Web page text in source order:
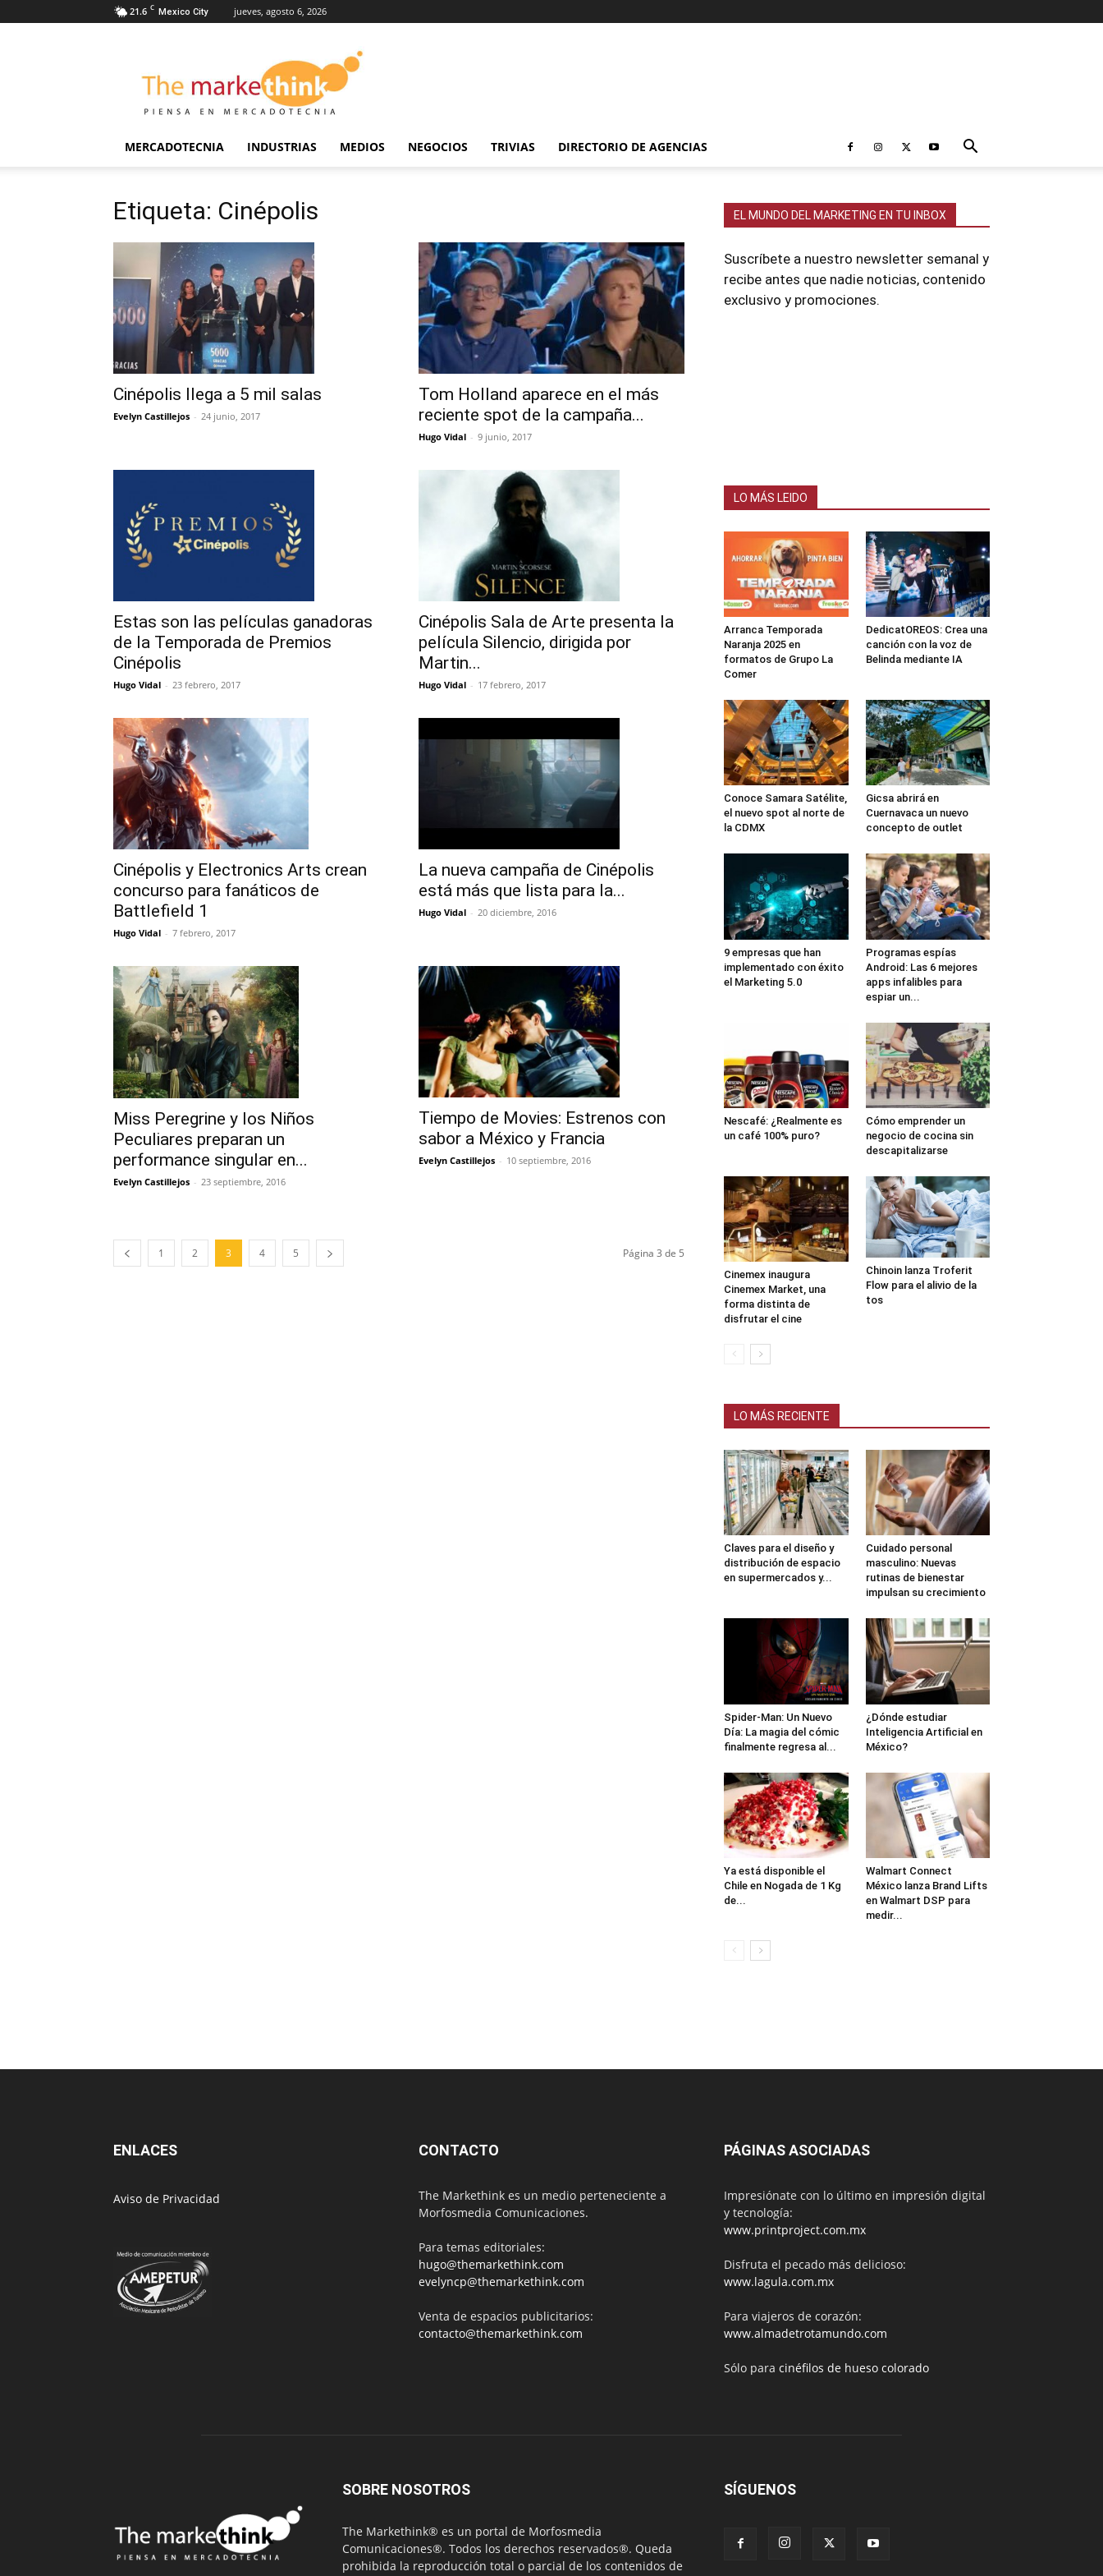
21.6 C Mexico City jueves, agosto 6, 2026
Markethink
MERCADOTECNIA INDUSTRIAS MEDIOS NEGOCIOS TRIVIAS DIRECTORIO DE AGENCIAS
Etiqueta: Cinépolis
Cinépolis llega a 5 mil salas
Evelyn Castillejos - 24 junio, 2017
Tom Holland aparece en el más
reciente spot de la campaña...
Hugo Vidal - 9 junio, 2017
Estas son las películas ganadoras
de la Temporada de Premios
Cinépolis
Hugo Vidal - 23 febrero, 2017
Cinépolis Sala de Arte presenta la
película Silencio, dirigida por
Martin...
Hugo Vidal - 17 febrero, 2017
Cinépolis y Electronics Arts crean
concurso para fanáticos de
Battlefield 1
Hugo Vidal - 7 febrero, 2017
La nueva campaña de Cinépolis
está más que lista para la...
Hugo Vidal - 20 diciembre, 2016
Miss Peregrine y los Niños
Peculiares preparan un
performance singular en...
Evelyn Castillejos - 23 septiembre, 2016
Tiempo de Movies: Estrenos con
sabor a México y Francia
Evelyn Castillejos - 10 septiembre, 2016
1 2 3 4 5 Página 3 de 5
EL MUNDO DEL MARKETING EN TU INBOX
Suscríbete a nuestro newsletter semanal y
recibe antes que nadie noticias, contenido
exclusivo y promociones.
LO MÁS LEIDO
Arranca Temporada
Naranja 2025 en
formatos de Grupo La
Comer
DedicatOREOS: Crea una
canción con la voz de
Belinda mediante IA
Conoce Samara Satélite,
el nuevo spot al norte de
la CDMX
Gicsa abrirá en
Cuernavaca un nuevo
concepto de outlet
9 empresas que han
implementado con éxito
el Marketing 5.0
Programas espías
Android: Las 6 mejores
apps infalibles para
espiar un...
Nescafé: ¿Realmente es
un café 100% puro?
Cómo emprender un
negocio de cocina sin
descapitalizarse
Cinemex inaugura
Cinemex Market, una
forma distinta de
disfrutar el cine
Chinoin lanza Troferit
Flow para el alivio de la
tos
LO MÁS RECIENTE
Claves para el diseño y
distribución de espacio
en supermercados y...
Cuidado personal
masculino: Nuevas
rutinas de bienestar
impulsan su crecimiento
Spider-Man: Un Nuevo
Día: La magia del cómic
finalmente regresa al...
¿Dónde estudiar
Inteligencia Artificial en
México?
Ya está disponible el
Chile en Nogada de 1 Kg
de...
Walmart Connect
México lanza Brand Lifts
en Walmart DSP para
medir...
ENLACES
Aviso de Privacidad
CONTACTO
The Markethink es un medio perteneciente a
Morfosmedia Comunicaciones.
Para temas editoriales:
hugo@themarkethink.com
evelyncp@themarkethink.com
Venta de espacios publicitarios:
contacto@themarkethink.com
PÁGINAS ASOCIADAS
Impresiónate con lo último en impresión digital
y tecnología:
www.printproject.com.mx
Disfruta el pecado más delicioso:
www.lagula.com.mx
Para viajeros de corazón:
www.almadetrotamundo.com
Sólo para cinéfilos de hueso colorado
SOBRE NOSOTROS
The Markethink® es un portal de Morfosmedia
Comunicaciones®. Todos los derechos reservados®. Queda
prohibida la reproducción total o parcial de los contenidos de
SÍGUENOS